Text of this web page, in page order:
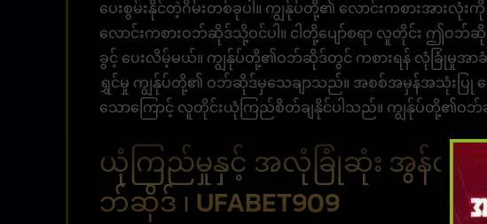
ပေးစွမ်းနိုင်တဲ့ဂိမ်းတစ်ခုပါ။ ကျွန်ုပ်တို့၏ လောင်းကစားအားလုံ
လောင်းကစားဝဘ်ဆိုဒ်သို့ဝင်ပါ။ ငါတို့ပျော်စရာ လူတိုင်း ဤဝဘ်
ခွင့် ပေးလိမ့်မယ်။ ကျွန်ုပ်တို့၏ဝဘ်ဆိုဒ်တွင် ကစားရန် လုံခြုံမှုအာ
ရွှင်မှု ကျွန်ုပ်တို့၏ ဝဘ်ဆိုဒ်မှသေချာသည်။ အစစ်အမှန်အသုံးပြု လေ
သောကြောင့် လူတိုင်းယုံကြည်စိတ်ချနိုင်ပါသည်။ ကျွန်ုပ်တို့၏ဝဘ်
ယုံကြည်မှုနှင့် အလုံခြုံဆုံး အွန်လိုင်း
ဘ်ဆိုဒ် ၊ UFABET909